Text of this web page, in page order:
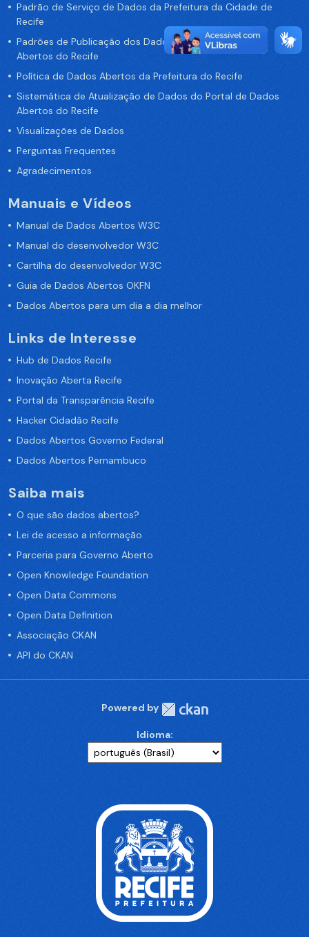
Padrão de Serviço de Dados da Prefeitura da Cidade de
Recife
Padrões de Publicação dos Dados no Portal de Dados
Abertos do Recife
Política de Dados Abertos da Prefeitura do Recife
Sistemática de Atualização de Dados do Portal de Dados
Abertos do Recife
Visualizações de Dados
Perguntas Frequentes
Agradecimentos
Manuais e Vídeos
Manual de Dados Abertos W3C
Manual do desenvolvedor W3C
Cartilha do desenvolvedor W3C
Guia de Dados Abertos OKFN
Dados Abertos para um dia a dia melhor
Links de Interesse
Hub de Dados Recife
Inovação Aberta Recife
Portal da Transparência Recife
Hacker Cidadão Recife
Dados Abertos Governo Federal
Dados Abertos Pernambuco
Saiba mais
O que são dados abertos?
Lei de acesso a informação
Parceria para Governo Aberto
Open Knowledge Foundation
Open Data Commons
Open Data Definition
Associação CKAN
API do CKAN
Powered by
Idioma